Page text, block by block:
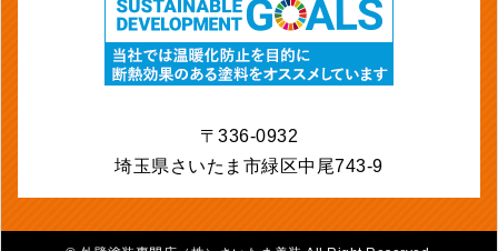
〒336-0932
埼玉県さいたま市緑区中尾743-9